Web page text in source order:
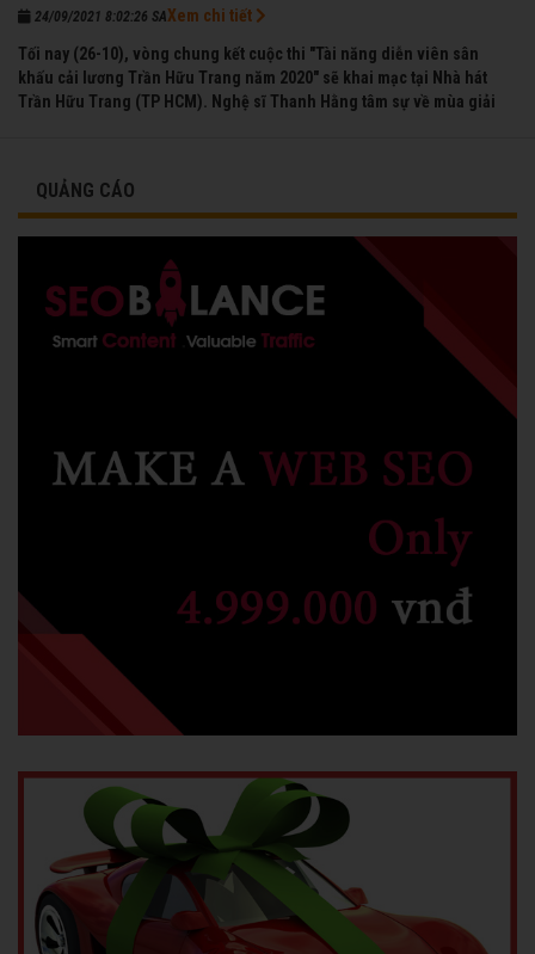
24/09/2021 8:02:26 SA
Tối nay (26-10), vòng chung kết cuộc thi "Tài năng diễn viên sân
khấu cải lương Trần Hữu Trang năm 2020" sẽ khai mạc tại Nhà hát
Trần Hữu Trang (TP HCM). Nghệ sĩ Thanh Hằng tâm sự về mùa giải
Xem chi tiết
QUẢNG CÁO